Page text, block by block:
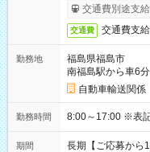
交通費別途支
交通費 交通費支
勤務地
福島県福島市
南福島駅から車6分
自動車輸送関係
勤務時間 8:00～
期間
長期【ご応募から